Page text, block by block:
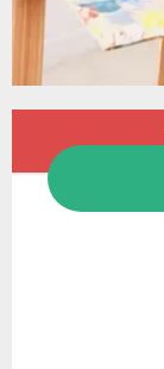
Ouverture et